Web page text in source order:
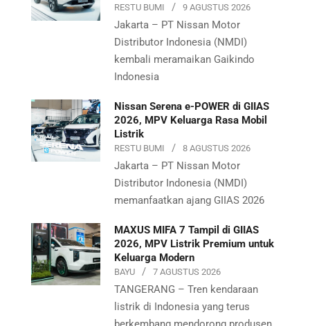
RESTU BUMI 9 AGUSTUS 2026
Jakarta – PT Nissan Motor
Distributor Indonesia (NMDI)
kembali meramaikan Gaikindo
Indonesia
Nissan Serena e-POWER di GIIAS
2026, MPV Keluarga Rasa Mobil
Listrik
RESTU BUMI 8 AGUSTUS 2026
Jakarta – PT Nissan Motor
Distributor Indonesia (NMDI)
memanfaatkan ajang GIIAS 2026
MAXUS MIFA 7 Tampil di GIIAS
2026, MPV Listrik Premium untuk
Keluarga Modern
BAYU 7 AGUSTUS 2026
TANGERANG – Tren kendaraan
listrik di Indonesia yang terus